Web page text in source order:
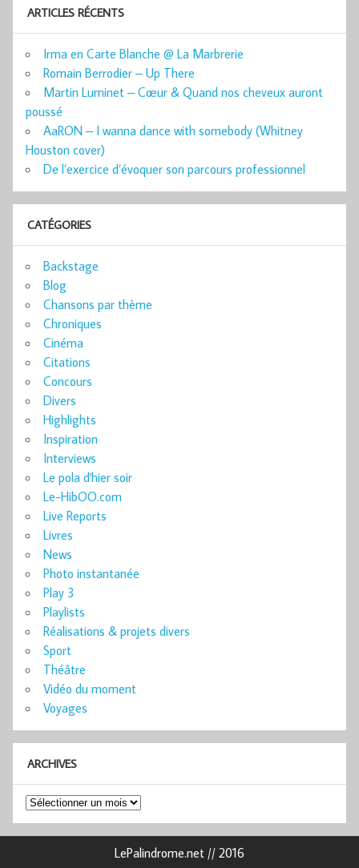
ARTICLES RÉCENTS
Irma en Carte Blanche @ La Marbrerie
Romain Berrodier – Up There
Martin Luminet – Cœur & Quand nos cheveux auront
poussé
AaRON – I wanna dance with somebody (Whitney
Houston cover)
De l’exercice d’évoquer son parcours professionnel
CATÉGORIES
Backstage
Blog
Chansons par thème
Chroniques
Cinéma
Citations
Concours
Divers
Highlights
Inspiration
Interviews
Le pola d'hier soir
Le-HibOO.com
Live Reports
Livres
News
Photo instantanée
Play 3
Playlists
Réalisations & projets divers
Sport
Théâtre
Vidéo du moment
Voyages
ARCHIVES
Archives
LePalindrome.net // 2016